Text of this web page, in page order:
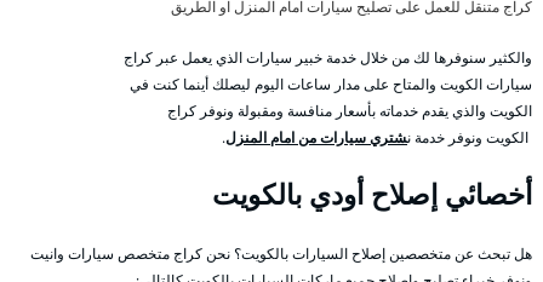
كراج متنقل للعمل على تصليح سيارات امام المنزل او الطريق
والكثير سنوفرها لك من خلال خدمة خبير سيارات الذي يعمل عبر كراج
سيارات الكويت والمتاح على مدار ساعات اليوم ليصلك أينما كنت في
الكويت والذي يقدم خدماته بأسعار منافسة ومقبولة ونوفر كراج
الكويت ونوفر خدمة نشتري سيارات من امام المنزل.
أخصائي إصلاح أودي بالكويت
هل تبحث عن متخصصين إصلاح السيارات بالكويت؟ نحن كراج متخصص سيارات وانيت